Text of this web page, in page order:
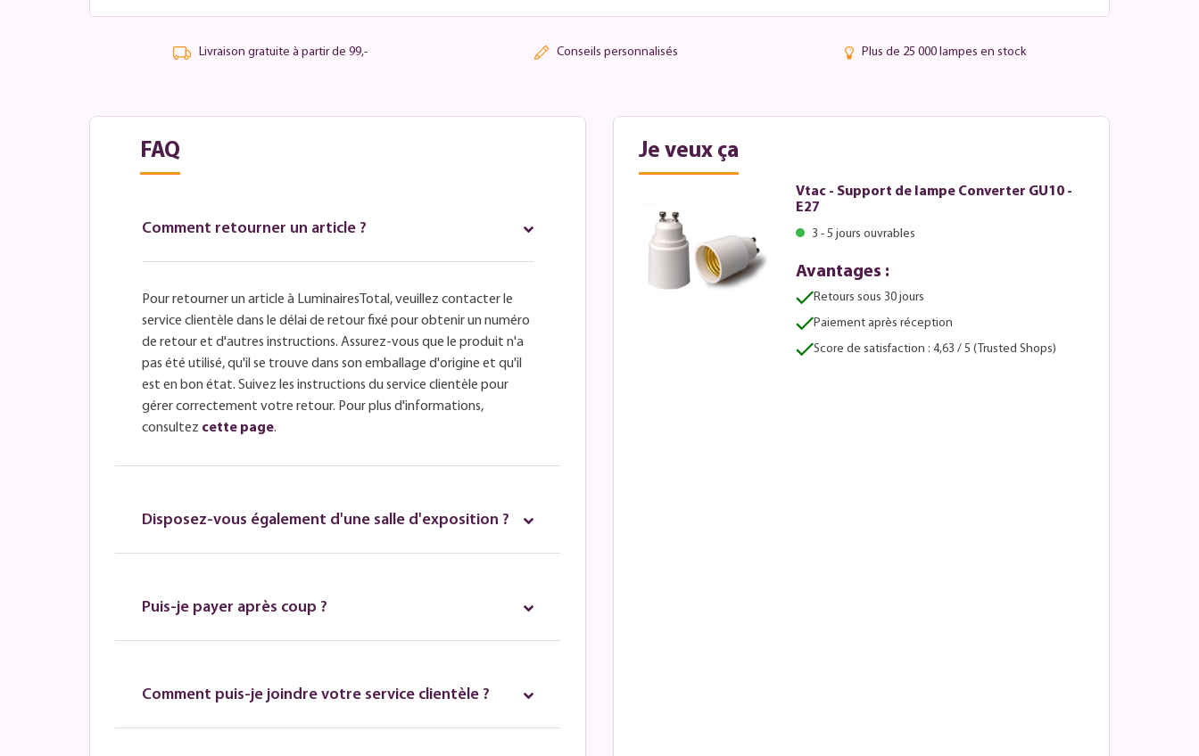
Livraison gratuite à partir de 99,- Conseils personnalisés Plus de 25 000 lampes en stock
FAQ
Comment retourner un article ?
Pour retourner un article à LuminairesTotal, veuillez contacter le
service clientèle dans le délai de retour fixé pour obtenir un numéro
de retour et d'autres instructions. Assurez-vous que le produit n'a
pas été utilisé, qu'il se trouve dans son emballage d'origine et qu'il
est en bon état. Suivez les instructions du service clientèle pour
gérer correctement votre retour. Pour plus d'informations,
consultez cette page.
Disposez-vous également d'une salle d'exposition ?
Puis-je payer après coup ?
Comment puis-je joindre votre service clientèle ?
Je veux ça
Vtac - Support de lampe Converter GU10 -
E27
3 - 5 jours ouvrables
Avantages :
Retours sous 30 jours
Paiement après réception
Score de satisfaction : 4,63 / 5 (Trusted Shops)